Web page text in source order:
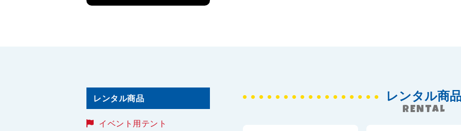
レンタル商品
イベント用テント
レンタル商
RENTAL